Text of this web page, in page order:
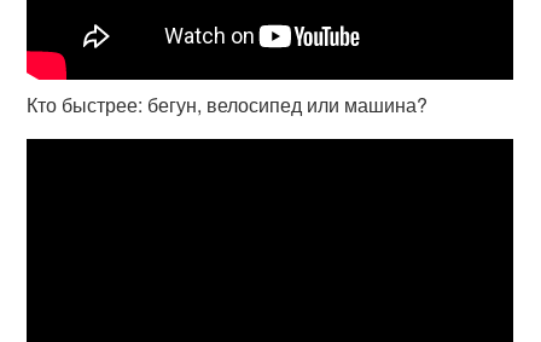
Кто быстрее: бегун, велосипед или машина?